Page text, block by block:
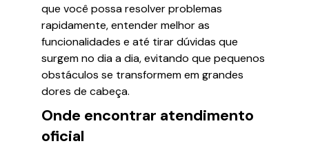
que você possa resolver problemas
rapidamente, entender melhor as
funcionalidades e até tirar dúvidas que
surgem no dia a dia, evitando que pequenos
obstáculos se transformem em grandes
dores de cabeça.
Onde encontrar atendimento
oficial